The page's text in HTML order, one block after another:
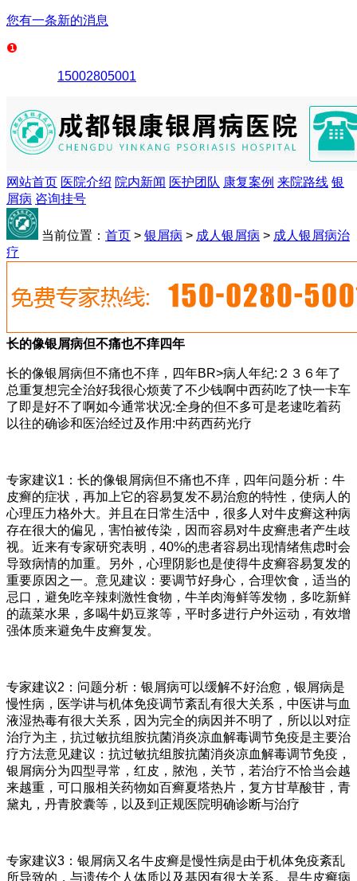
您有一条新的消息
15002805001
网站首页 医院介绍 院内新闻 医护团队 康复案例 来院路线 银
屑病 咨询挂号
当前位置： 首页 > 银屑病 > 成人银屑病 > 成人银屑病治
疗
长的像银屑病但不痛也不痒四年
长的像银屑病但不痛也不痒，四年BR>病人年纪:２３６年了
总重复想完全治好我很心烦黄了不少钱啊中西药吃了快一卡车
了即是好不了啊如今通常状况:全身的但不多可是老逮吃着药
以往的确诊和医治经过及作用:中药西药光疗
专家建议1：长的像银屑病但不痛也不痒，四年问题分析：牛
皮癣的症状，再加上它的容易复发不易治愈的特性，使病人的
心理压力格外大。并且在日常生活中，很多人对牛皮癣这种病
存在很大的偏见，害怕被传染，因而容易对牛皮癣患者产生歧
视。近来有专家研究表明，40%的患者容易出现情绪焦虑时会
导致病情的加重。另外，心理阴影也是使得牛皮癣容易复发的
重要原因之一。意见建议：要调节好身心，合理饮食，适当的
忌口，避免吃辛辣刺激性食物，牛羊肉海鲜等发物，多吃新鲜
的蔬菜水果，多喝牛奶豆浆等，平时多进行户外运动，有效增
强体质来避免牛皮癣复发。
专家建议2：问题分析：银屑病可以缓解不好治愈，银屑病是
慢性病，医学讲与机体免疫调节紊乱有很大关系，中医讲与血
液湿热毒有很大关系，因为完全的病因并不明了，所以以对症
治疗为主，抗过敏抗组胺抗菌消炎凉血解毒调节免疫是主要治
疗方法意见建议：抗过敏抗组胺抗菌消炎凉血解毒调节免疫，
银屑病分为四型寻常，红皮，脓泡，关节，若治疗不恰当会越
来越重，可口服相关药物如百癣夏塔热片，复方甘草酸苷，青
黛丸，丹青胶囊等，以及到正规医院明确诊断与治疗
专家建议3：银屑病又名牛皮癣是慢性病是由于机体免疫紊乱
所导致的，与遗传个人体质以及基因有很大关系。是牛皮癣病